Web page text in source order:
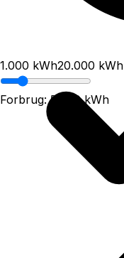
1.000 kWh20.000 kWh
Forbrug:5.000 kWh